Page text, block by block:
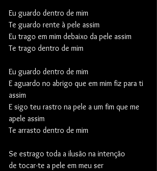
Eu guardo dentro de mim
Te guardo rente à pele assim
Eu trago em mim debaixo da pele assim
Te trago dentro de mim
Eu guardo dentro de mim
E aguardo no abrigo que em mim fiz para ti
assim
E sigo teu rastro na pele a um fim que me
apele assim
Te arrasto dentro de mim
Se estrago toda a ilusão na intenção
de tocar-te a pele em meu ser